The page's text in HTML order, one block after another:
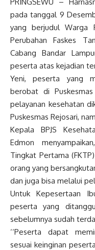
pada tanggal 9
yang berjudul Warga
Perubahan Faskes
Cabang Bandar
peserta atas kejadian
Yeni, peserta yang
berobat di
pelayanan kesehatan
Puskesmas Rejosari,
Kepala BPJS
Edmon
Tingkat Pertama
orang yang
dan juga bisa melalui
Untuk Kepesertaan
peserta yang
sebelumnya sudah
‘‘Peserta dapat
sesuai keinginan